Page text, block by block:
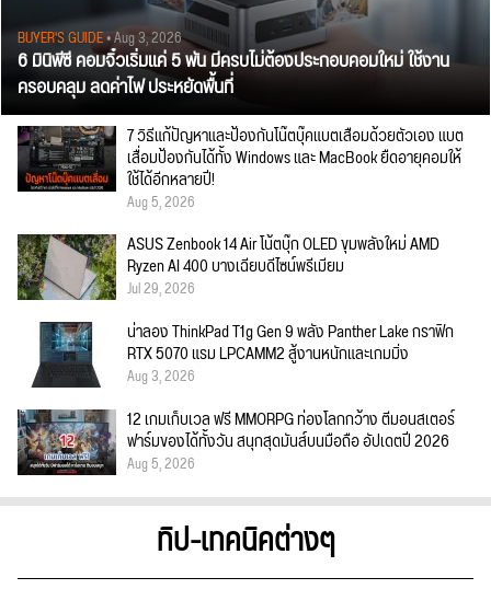
BUYER'S GUIDE• Aug 3, 2026
6 มินิพีซี คอมจิ๋วเริ่มแค่ 5 พัน มีครบไม่ต้องประกอบคอมใหม่ ใช้งาน
ครอบคลุม ลดค่าไฟ ประหยัดพื้นที่
7 วิธีแก้ปัญหาและป้องกันโน๊ตบุ๊คแบตเสื่อมด้วยตัวเอง แบต
เสื่อมป้องกันได้ทั้ง Windows และ MacBook ยืดอายุคอมให้
ใช้ได้อีกหลายปี!
Aug 5, 2026
ASUS Zenbook 14 Air โน้ตบุ๊ก OLED ขุมพลังใหม่ AMD
Ryzen AI 400 บางเฉียบดีไซน์พรีเมียม
Jul 29, 2026
น่าลอง ThinkPad T1g Gen 9 พลัง Panther Lake กราฟิก
RTX 5070 แรม LPCAMM2 สู้งานหนักและเกมมิ่ง
Aug 3, 2026
12 เกมเก็บเวล ฟรี MMORPG ท่องโลกกว้าง ตีมอนสเตอร์
ฟาร์มของได้ทั้งวัน สนุกสุดมันส์บนมือถือ อัปเดตปี 2026
Aug 5, 2026
ทิป-เทคนิคต่างๆ